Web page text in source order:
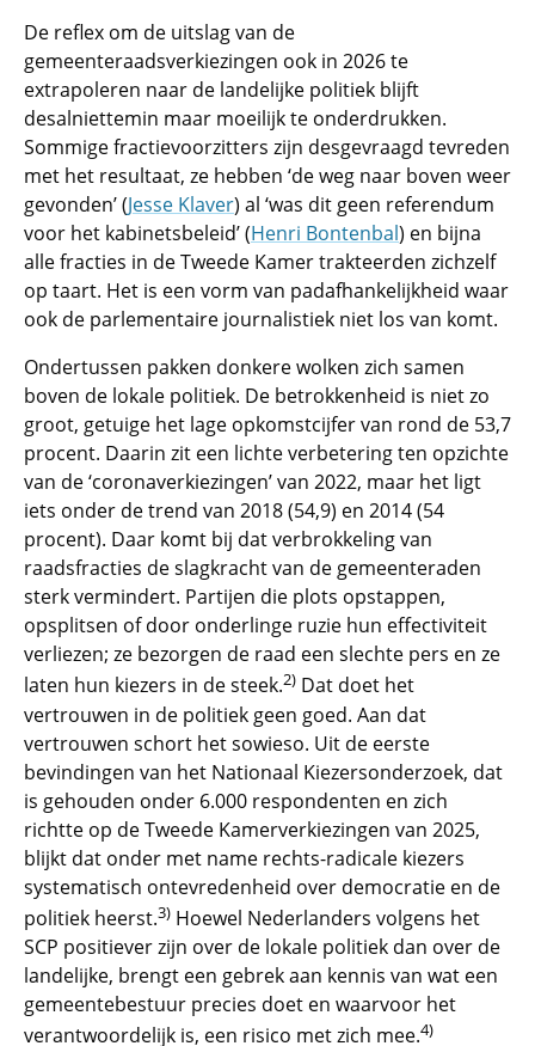
De reflex om de uitslag van de
gemeenteraadsverkiezingen ook in 2026 te
extrapoleren naar de landelijke politiek blijft
desalniettemin maar moeilijk te onderdrukken.
Sommige fractievoorzitters zijn desgevraagd tevreden
met het resultaat, ze hebben ‘de weg naar boven weer
gevonden’ (Jesse Klaver) al ‘was dit geen referendum
voor het kabinetsbeleid’ (Henri Bontenbal) en bijna
alle fracties in de Tweede Kamer trakteerden zichzelf
op taart. Het is een vorm van padafhankelijkheid waar
ook de parlementaire journalistiek niet los van komt.
Ondertussen pakken donkere wolken zich samen
boven de lokale politiek. De betrokkenheid is niet zo
groot, getuige het lage opkomstcijfer van rond de 53,7
procent. Daarin zit een lichte verbetering ten opzichte
van de ‘coronaverkiezingen’ van 2022, maar het ligt
iets onder de trend van 2018 (54,9) en 2014 (54
procent). Daar komt bij dat verbrokkeling van
raadsfracties de slagkracht van de gemeenteraden
sterk vermindert. Partijen die plots opstappen,
opsplitsen of door onderlinge ruzie hun effectiviteit
verliezen; ze bezorgen de raad een slechte pers en ze
laten hun kiezers in de steek.2) Dat doet het
vertrouwen in de politiek geen goed. Aan dat
vertrouwen schort het sowieso. Uit de eerste
bevindingen van het Nationaal Kiezersonderzoek, dat
is gehouden onder 6.000 respondenten en zich
richtte op de Tweede Kamerverkiezingen van 2025,
blijkt dat onder met name rechts-radicale kiezers
systematisch ontevredenheid over democratie en de
politiek heerst.3) Hoewel Nederlanders volgens het
SCP positiever zijn over de lokale politiek dan over de
landelijke, brengt een gebrek aan kennis van wat een
gemeentebestuur precies doet en waarvoor het
verantwoordelijk is, een risico met zich mee.4)